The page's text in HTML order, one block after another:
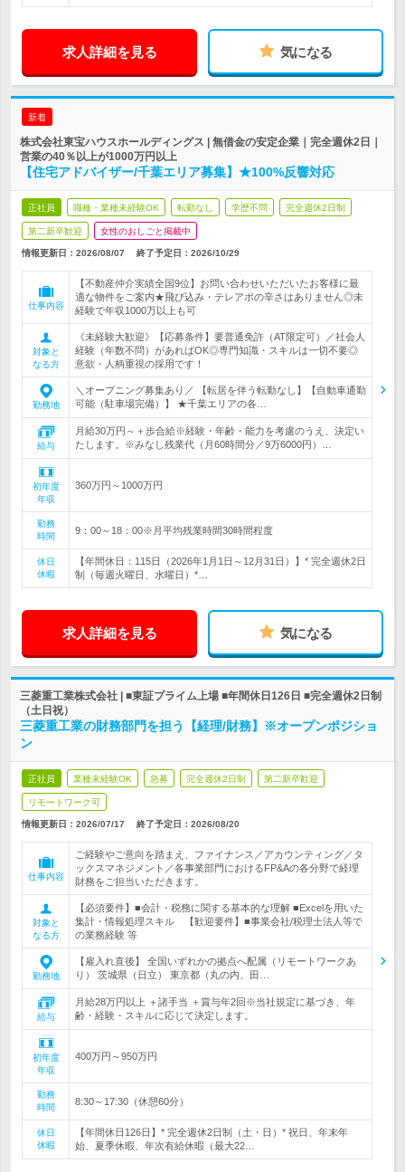
求人詳細を見る 気になる
新着
株式会社東宝ハウスホールディングス | 無借金の安定企業｜完全週休2日｜
営業の40％以上が1000万円以上
【住宅アドバイザー/千葉エリア募集】★100%反響対応
正社員 職種・業種未経験OK 転勤なし 学歴不問 完全週休2日制
第二新卒歓迎 女性のおしごと掲載中
情報更新日：2026/08/07 終了予定日： 2026/10/29
仕事内容
【不動産仲介実績全国9位】お問い合わせいただいたお客様に最
適な物件をご案内★飛び込み・テレアポの辛さはありません◎未
経験で年収1000万以上も可
対象と
なる方
《未経験大歓迎》【応募条件】要普通免許（AT限定可）／社会人
経験（年数不問）があればOK◎専門知識・スキルは一切不要◎
意欲・人柄重視の採用です！
勤務地
＼オープニング募集あり／ 【転居を伴う転勤なし】【自動車通勤
可能（駐車場完備）】 ★千葉エリアの各…
給与
月給30万円～＋歩合給※経験・年齢・能力を考慮のうえ、決定い
たします。※みなし残業代（月60時間分／9万6000円）…
初年度
年収
360万円～1000万円
勤務
時間
9：00～18：00※月平均残業時間30時間程度
休日
休暇
【年間休日：115日（2026年1月1日～12月31日）】* 完全週休2日
制（毎週火曜日、水曜日）*…
求人詳細を見る 気になる
三菱重工業株式会社 | ■東証プライム上場 ■年間休日126日 ■完全週休2日制
（土日祝）
三菱重工業の財務部門を担う【経理/財務】※オープンポジショ
ン
正社員 業種未経験OK 急募 完全週休2日制 第二新卒歓迎
リモートワーク可
情報更新日：2026/07/17 終了予定日： 2026/08/20
仕事内容
ご経験やご意向を踏まえ、ファイナンス／アカウンティング／タ
ックスマネジメント／各事業部門におけるFP&Aの各分野で経理
財務をご担当いただきます。
対象と
なる方
【必須要件】■会計・税務に関する基本的な理解 ■Excelを用いた
集計・情報処理スキル 【歓迎要件】■事業会社/税理士法人等で
の業務経験 等
勤務地
【雇入れ直後】 全国いずれかの拠点へ配属（リモートワークあ
り） 茨城県（日立） 東京都（丸の内、田…
給与
月給28万円以上 ＋諸手当 ＋賞与年2回※当社規定に基づき、年
齢・経験・スキルに応じて決定します。
初年度
年収
400万円～950万円
勤務
時間
8:30～17:30（休憩60分）
休日
休暇
【年間休日126日】* 完全週休2日制（土・日）* 祝日、年末年
始、夏季休暇、年次有給休暇（最大22…